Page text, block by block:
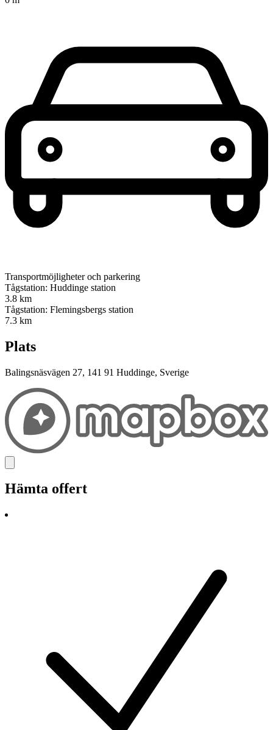
Transportmöjligheter och parkering
Tågstation: Huddinge station
3.8 km
Tågstation: Flemingsbergs station
7.3 km
Plats
Balingsnäsvägen 27, 141 91 Huddinge, Sverige
Hämta offert